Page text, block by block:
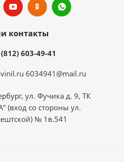
контакты
603-49-41
6034941@mail.ru
ул. Фучика д. 9, ТК
(вход со стороны ул.
№ 1в.541